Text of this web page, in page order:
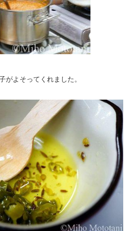
がよそってくれました。